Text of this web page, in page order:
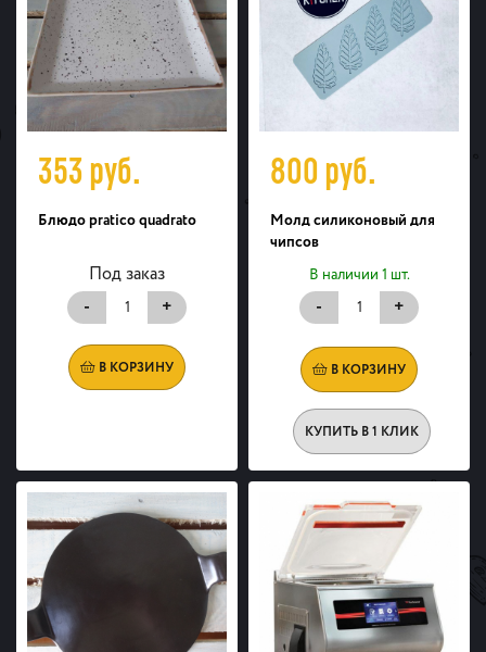
353руб.
Блюдо pratico quadrato
Под заказ
-
+
В КОРЗИНУ
800руб.
Молд силиконовый для
чипсов
В наличии 1 шт.
- +
В КОРЗИНУ
КУПИТЬ В 1 КЛИК